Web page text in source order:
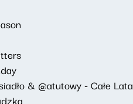
& @atutowy - Całe Lata